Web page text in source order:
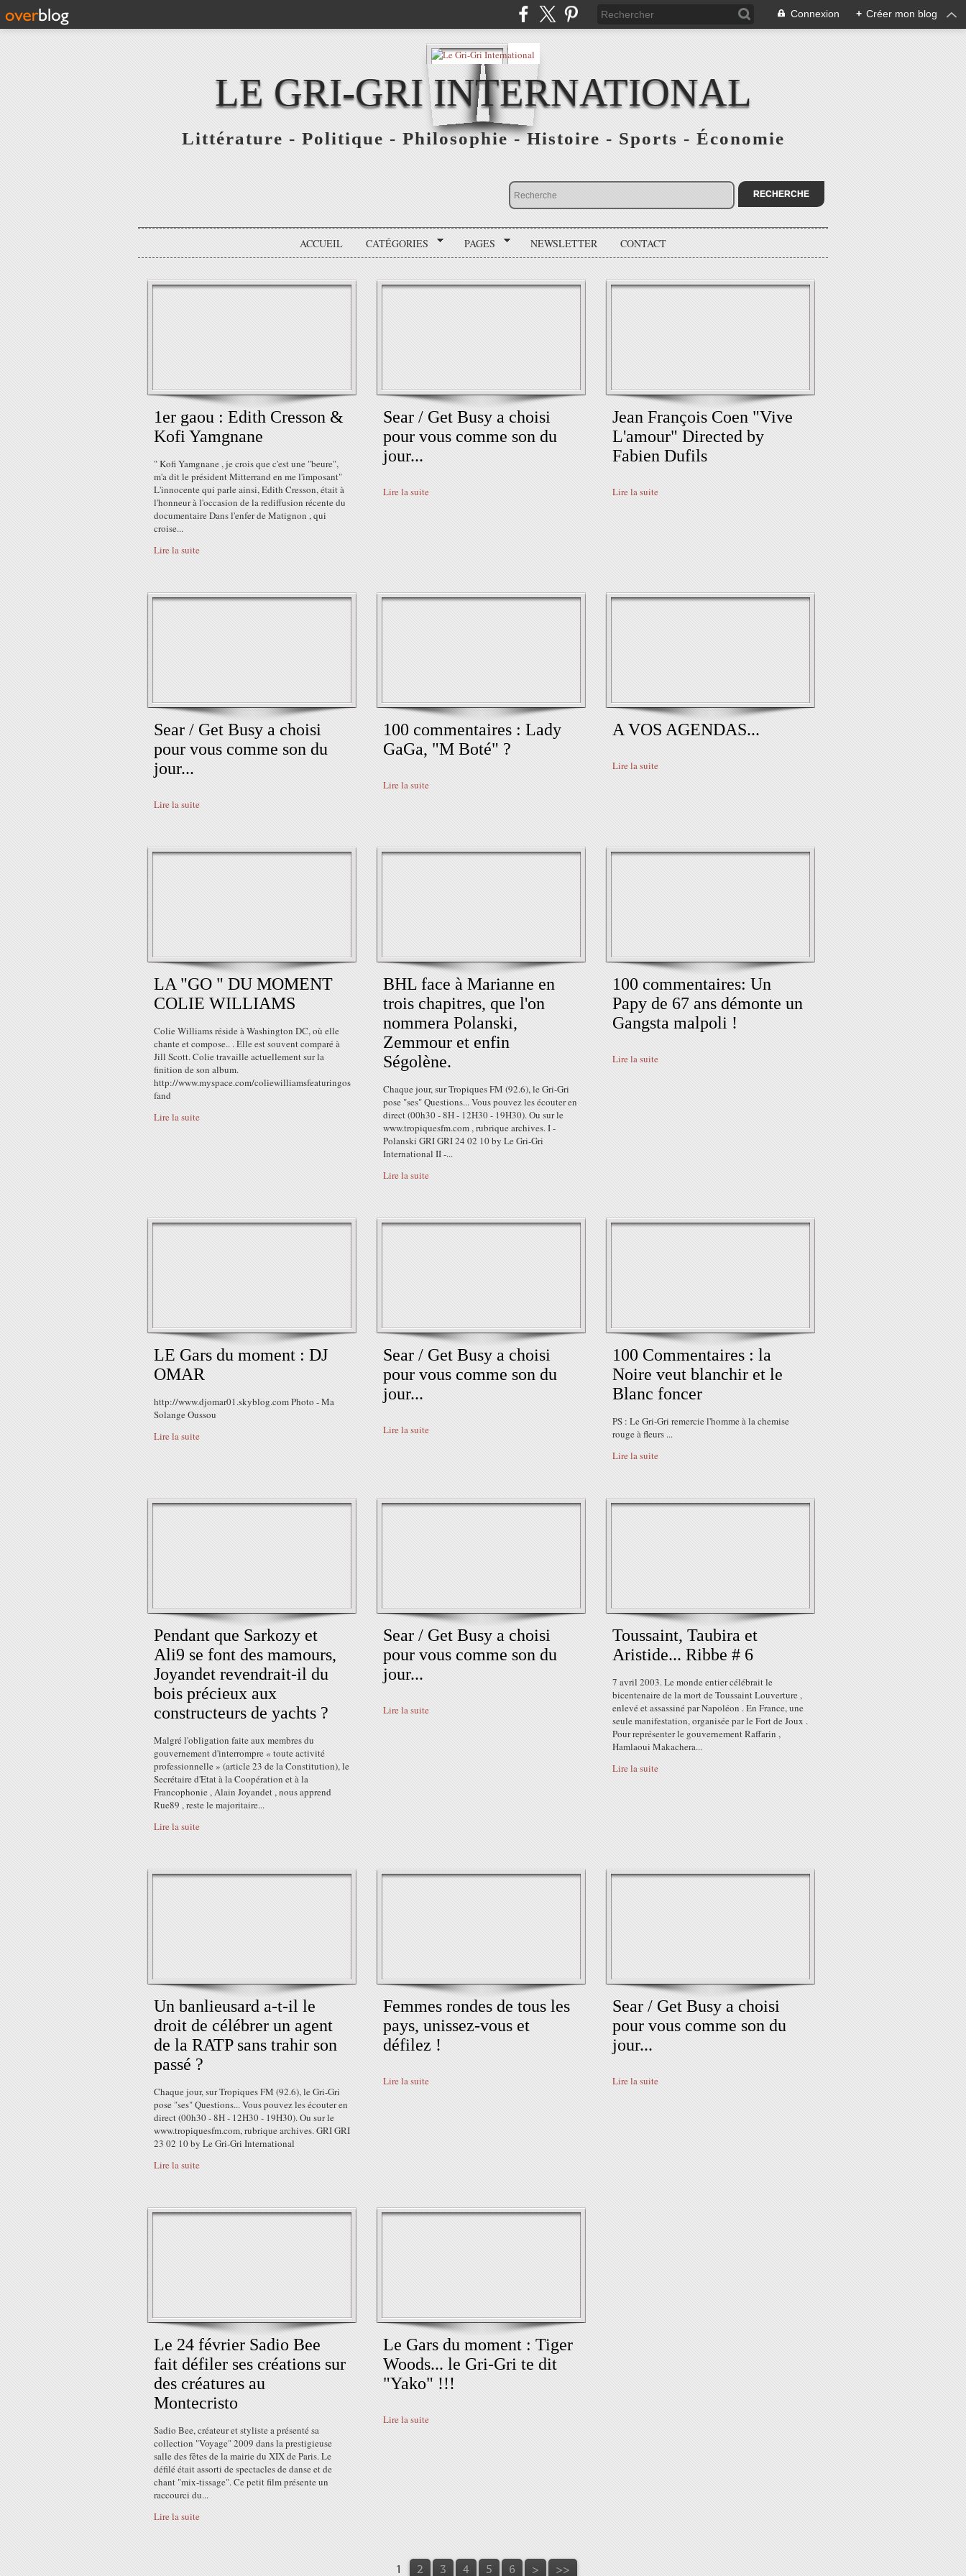
Connexion + Créer mon blog
LE GRI-GRI INTERNATIONAL
Littérature - Politique - Philosophie - Histoire - Sports - Économie
ACCUEIL CATÉGORIES PAGES NEWSLETTER CONTACT
1er gaou : Edith Cresson &
Kofi Yamgnane
" Kofi Yamgnane , je crois que c'est une "beure",
m'a dit le président Mitterrand en me l'imposant"
L'innocente qui parle ainsi, Edith Cresson, était à
l'honneur à l'occasion de la rediffusion récente du
documentaire Dans l'enfer de Matignon , qui
croise...
Lire la suite
Sear / Get Busy a choisi
pour vous comme son du
jour...
Lire la suite
Jean François Coen "Vive
L'amour" Directed by
Fabien Dufils
Lire la suite
Sear / Get Busy a choisi
pour vous comme son du
jour...
Lire la suite
100 commentaires : Lady
GaGa, "M Boté" ?
Lire la suite
A VOS AGENDAS...
Lire la suite
LA "GO " DU MOMENT
COLIE WILLIAMS
Colie Williams réside à Washington DC, où elle
chante et compose.. . Elle est souvent comparé à
Jill Scott. Colie travaille actuellement sur la
finition de son album.
http://www.myspace.com/coliewilliamsfeaturingos
fand
Lire la suite
BHL face à Marianne en
trois chapitres, que l'on
nommera Polanski,
Zemmour et enfin
Ségolène.
Chaque jour, sur Tropiques FM (92.6), le Gri-Gri
pose "ses" Questions... Vous pouvez les écouter en
direct (00h30 - 8H - 12H30 - 19H30). Ou sur le
www.tropiquesfm.com , rubrique archives. I -
Polanski GRI GRI 24 02 10 by Le Gri-Gri
International II -...
Lire la suite
100 commentaires: Un
Papy de 67 ans démonte un
Gangsta malpoli !
Lire la suite
LE Gars du moment : DJ
OMAR
http://www.djomar01.skyblog.com Photo - Ma
Solange Oussou
Lire la suite
Sear / Get Busy a choisi
pour vous comme son du
jour...
Lire la suite
100 Commentaires : la
Noire veut blanchir et le
Blanc foncer
PS : Le Gri-Gri remercie l'homme à la chemise
rouge à fleurs ...
Lire la suite
Pendant que Sarkozy et
Ali9 se font des mamours,
Joyandet revendrait-il du
bois précieux aux
constructeurs de yachts ?
Malgré l'obligation faite aux membres du
gouvernement d'interrompre « toute activité
professionnelle » (article 23 de la Constitution), le
Secrétaire d'Etat à la Coopération et à la
Francophonie , Alain Joyandet , nous apprend
Rue89 , reste le majoritaire...
Lire la suite
Sear / Get Busy a choisi
pour vous comme son du
jour...
Lire la suite
Toussaint, Taubira et
Aristide... Ribbe # 6
7 avril 2003. Le monde entier célébrait le
bicentenaire de la mort de Toussaint Louverture ,
enlevé et assassiné par Napoléon . En France, une
seule manifestation, organisée par le Fort de Joux .
Pour représenter le gouvernement Raffarin ,
Hamlaoui Makachera...
Lire la suite
Un banlieusard a-t-il le
droit de célébrer un agent
de la RATP sans trahir son
passé ?
Chaque jour, sur Tropiques FM (92.6), le Gri-Gri
pose "ses" Questions... Vous pouvez les écouter en
direct (00h30 - 8H - 12H30 - 19H30). Ou sur le
www.tropiquesfm.com, rubrique archives. GRI GRI
23 02 10 by Le Gri-Gri International
Lire la suite
Femmes rondes de tous les
pays, unissez-vous et
défilez !
Lire la suite
Sear / Get Busy a choisi
pour vous comme son du
jour...
Lire la suite
Le 24 février Sadio Bee
fait défiler ses créations sur
des créatures au
Montecristo
Sadio Bee, créateur et styliste a présenté sa
collection "Voyage" 2009 dans la prestigieuse
salle des fêtes de la mairie du XIX de Paris. Le
défilé était assorti de spectacles de danse et de
chant "mix-tissage". Ce petit film présente un
raccourci du...
Lire la suite
Le Gars du moment : Tiger
Woods... le Gri-Gri te dit
"Yako" !!!
Lire la suite
1 2 3 4 5 6 > >>